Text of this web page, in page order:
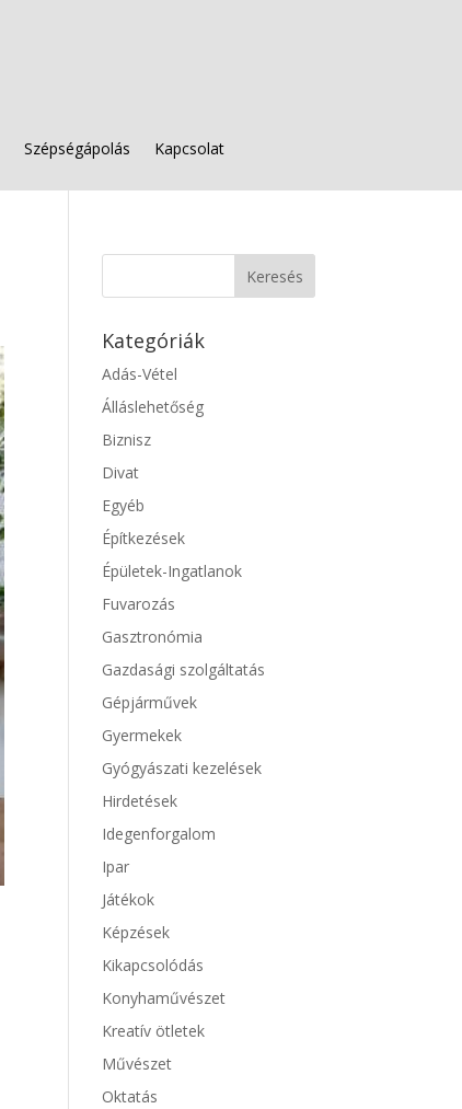
Szépségápolás Kapcsolat
Kategóriák
Adás-Vétel
Álláslehetőség
Biznisz
Divat
Egyéb
Építkezések
Épületek-Ingatlanok
Fuvarozás
Gasztronómia
Gazdasági szolgáltatás
Gépjárművek
Gyermekek
Gyógyászati kezelések
Hirdetések
Idegenforgalom
Ipar
Játékok
Képzések
Kikapcsolódás
Konyhaművészet
Kreatív ötletek
Művészet
Oktatás